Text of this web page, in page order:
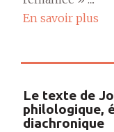
En savoir plus
Le texte de
philologique,
diachronique